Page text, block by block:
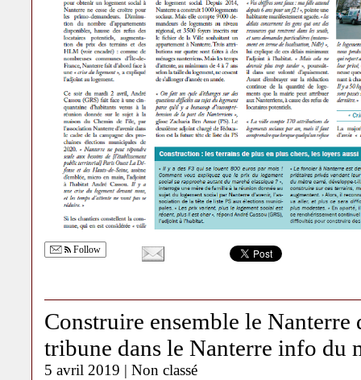
Follow
Construire ensemble le Nanterre
tribune dans le Nanterre info du
5 avril 2019 | Non classé